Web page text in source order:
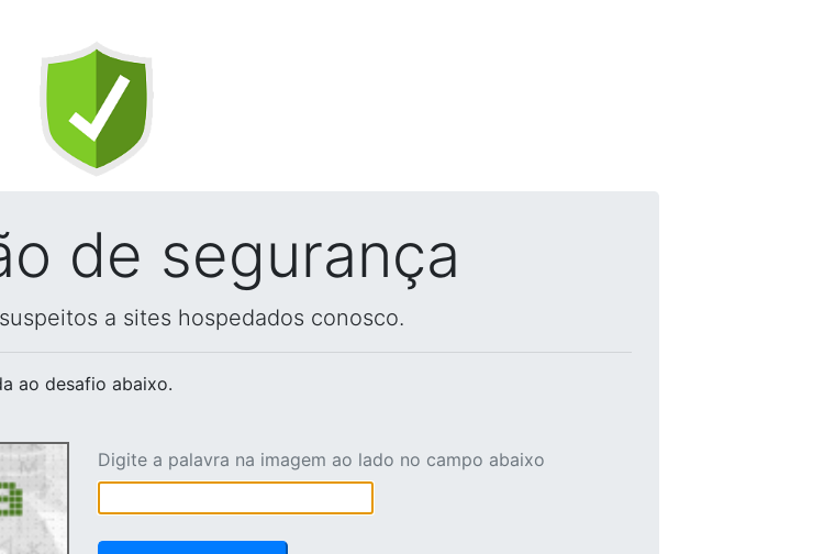
de segurança
a sites hospedados conosco.
ao desafio abaixo.
Digite a palavra na imagem ao lado no campo abaixo